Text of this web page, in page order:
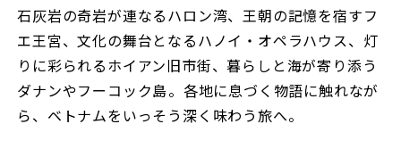
石灰岩の奇岩が連なるハロン湾、王朝の記憶を宿すフ
エ王宮、文化の舞台となるハノイ・オペラハウス、灯
りに彩られるホイアン旧市街、暮らしと海が寄り添う
ダナンやフーコック島――。各地に息づく物語に触れなが
ら、ベトナムをいっそう深く味わう旅へ。